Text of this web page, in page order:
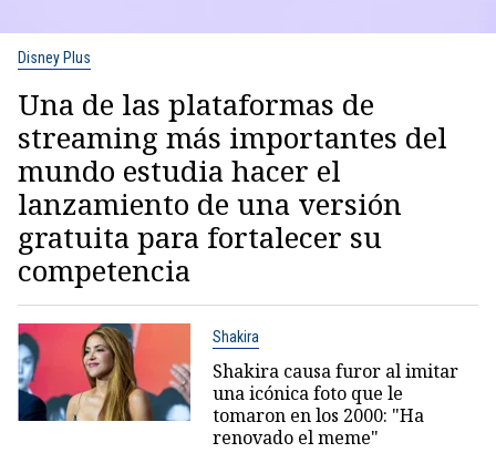
Disney Plus
Una de las plataformas de
streaming más importantes del
mundo estudia hacer el
lanzamiento de una versión
gratuita para fortalecer su
competencia
Shakira
Shakira causa furor al imitar
una icónica foto que le
tomaron en los 2000: "Ha
renovado el meme"